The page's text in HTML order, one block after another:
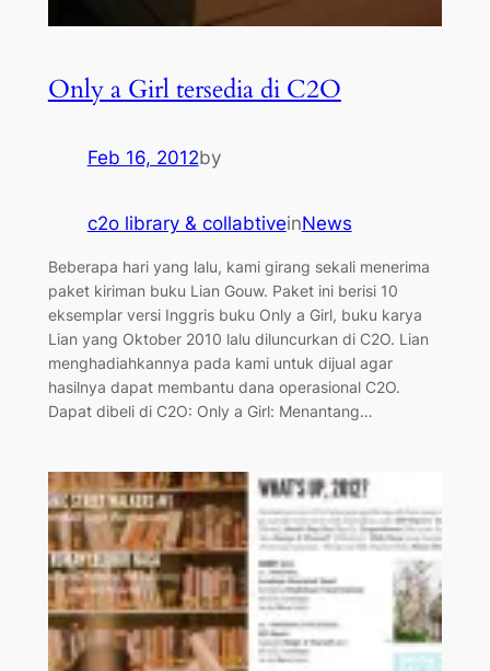
Only a Girl tersedia di C2O
Feb 16, 2012by
c2o library & collabtiveinNews
Beberapa hari yang lalu, kami girang sekali menerima
paket kiriman buku Lian Gouw. Paket ini berisi 10
eksemplar versi Inggris buku Only a Girl, buku karya
Lian yang Oktober 2010 lalu diluncurkan di C2O. Lian
menghadiahkannya pada kami untuk dijual agar
hasilnya dapat membantu dana operasional C2O.
Dapat dibeli di C2O: Only a Girl: Menantang…